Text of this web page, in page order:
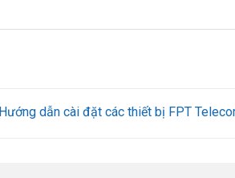
Hướng dẫn cài đặt các thiết bị FPT